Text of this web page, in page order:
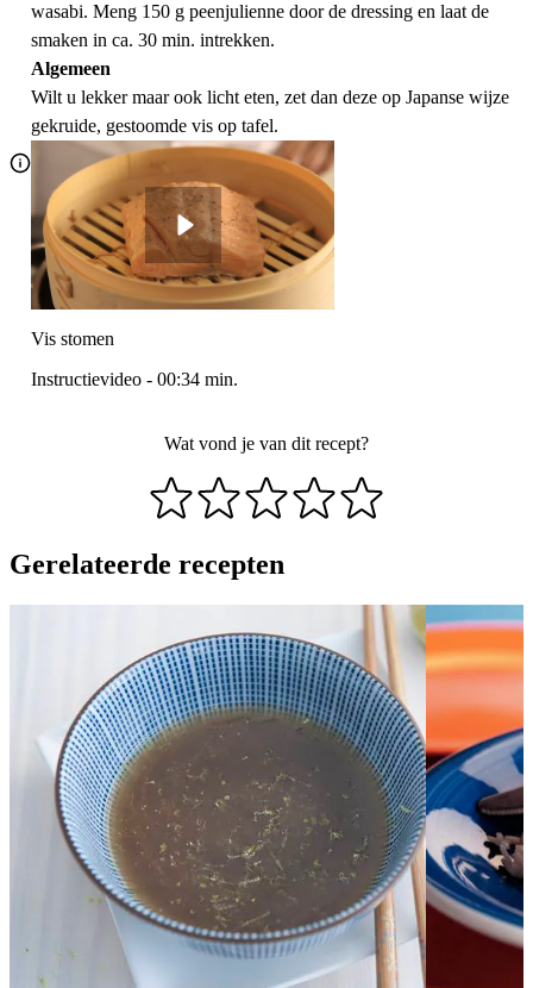
wasabi. Meng 150 g peenjulienne door de dressing en laat de
smaken in ca. 30 min. intrekken.
Algemeen
Wilt u lekker maar ook licht eten, zet dan deze op Japanse wijze
gekruide, gestoomde vis op tafel.
Vis stomen
Instructievideo - 00:34 min.
Wat vond je van dit recept?
Gerelateerde recepten